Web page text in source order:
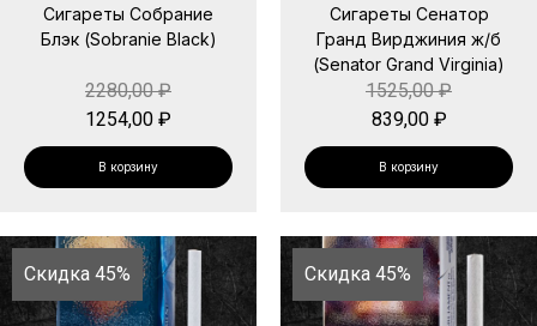
Сигареты Собрание
Блэк (Sobranie Black)
2280,00₽
1254,00 ₽
В корзину
Сигареты Сенатор
Гранд Вирджиния ж/б
(Senator Grand Virginia)
1525,00₽
839,00 ₽
В корзину
Скидка 45% Скидка 45%